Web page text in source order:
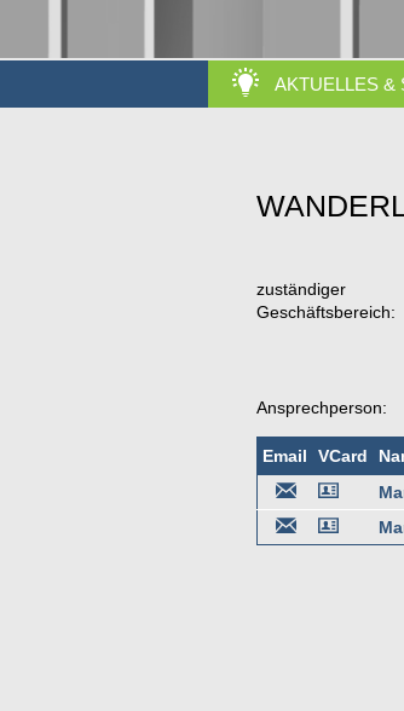
AKTUELLES &
zuständiger
Geschäftsbereich:
Ansprechperson:
Email VCard